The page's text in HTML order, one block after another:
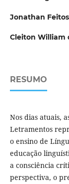
Jonathan
Cleiton William
RESUMO
Nos dias atuais,
Letramentos
o ensino de
educação
a consciência
perspectiva, o